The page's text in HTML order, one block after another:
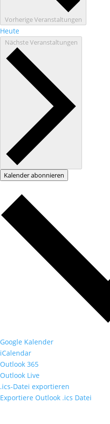
VorherigeVeranstaltungen
Heute
NächsteVeranstaltungen
Kalender abonnieren
Google Kalender
iCalendar
Outlook 365
Outlook Live
.ics-Datei exportieren
Exportiere Outlook .ics Datei